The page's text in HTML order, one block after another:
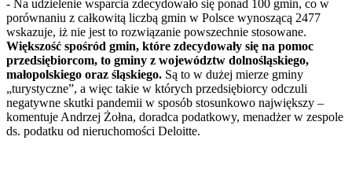
- Na udzielenie wsparcia zdecydowało się ponad 100 gmin, co w
porównaniu z całkowitą liczbą gmin w Polsce wynoszącą 2477
wskazuje, iż nie jest to rozwiązanie powszechnie stosowane.
Większość spośród gmin, które zdecydowały się na pomoc
przedsiębiorcom, to gminy z województw dolnośląskiego,
małopolskiego oraz śląskiego. Są to w dużej mierze gminy
„turystyczne”, a więc takie w których przedsiębiorcy odczuli
negatywne skutki pandemii w sposób stosunkowo największy –
komentuje Andrzej Żołna, doradca podatkowy, menadżer w zespole
ds. podatku od nieruchomości Deloitte.